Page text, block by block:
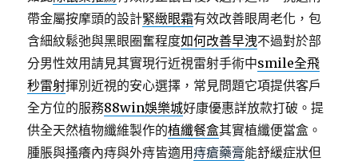
帶金屬按摩頭的設計緊緻眼霜有效改善眼周老化，包
含細紋鬆弛與黑眼圈奮程度如何改善早洩不過對於部
分男性效用請見其實現行近視雷射手術中smile全飛
秒雷射揮別近視的安心選擇，常見問題它項提供客戶
全方位的服務88win娛樂城好康優惠詳放款打破。提
供全天然植物纖維製作的植纖餐盒其實植纖便當盒。
腫脹與搔癢內痔與外痔皆適用痔瘡藥膏能舒緩症狀但